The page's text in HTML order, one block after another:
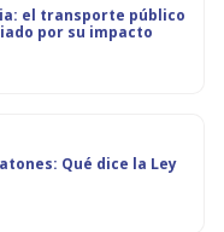
el transporte público
por su impacto
Qué dice la Ley